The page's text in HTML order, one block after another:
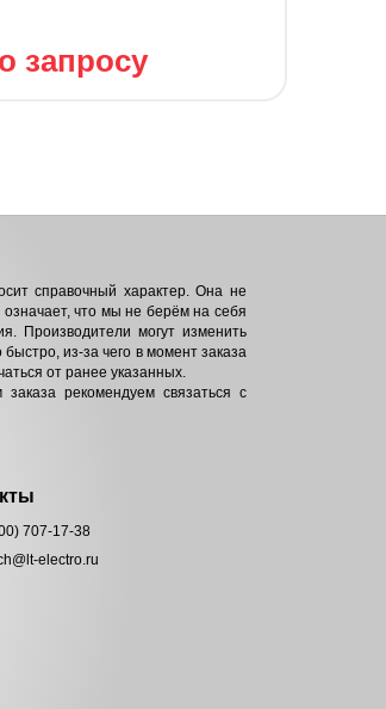
запросу
справочный характер. Она не
что мы не берём на себя
Производители могут изменить
из-за чего в момент заказа
от ранее указанных.
рекомендуем связаться с
707-17-38
electro.ru